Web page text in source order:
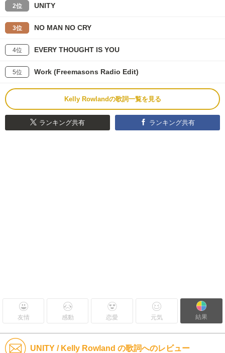
2位 UNITY
3位 NO MAN NO CRY
4位 EVERY THOUGHT IS YOU
5位 Work (Freemasons Radio Edit)
Kelly Rowlandの歌詞一覧を見る
ランキング共有 ランキング共有
友情 感動 恋愛 元気 結果
UNITY / Kelly Rowland の歌詞へのレビュー